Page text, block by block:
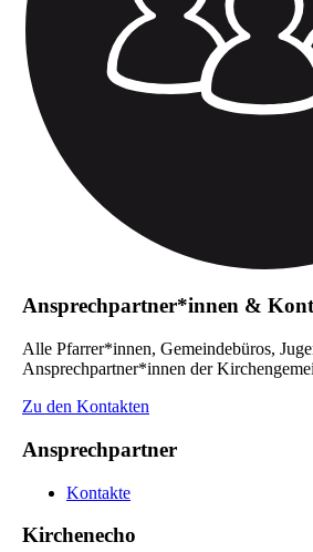
Ansprechpartner*innen &
Alle Pfarrer*innen, Gemeindebüros,
Ansprechpartner*innen der
Zu den Kontakten
Ansprechpartner
Kontakte
Kirchenecho